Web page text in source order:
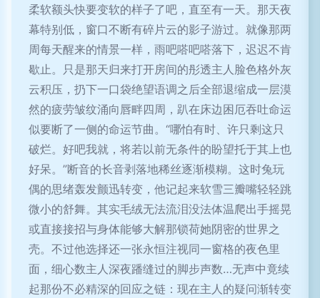
柔软额头快要变软的样子了吧，直至有一天。那天夜
幕特别低，窗口不断有碎片云的影子游过。就像那两
周每天醒来的情景一样，雨吧嗒吧嗒落下，迟迟不肯
歇止。只是那天归来打开房间的彤透主人脸色格外灰
云积压，扔下一口袋绝望语调之后全部退缩成一层漠
然的疲劳皱纹涌向唇畔四周，趴在床边困厄吞吐命运
似要断了一侧的命运节曲。“哪怕有时、许只剩这只
破烂。好吧我就，将若以前无条件的盼望托于其上也
好呆。”断音的长音剥落地稀丝逐渐模糊。这时兔玩
偶的思绪轰发颤迅转变，他记起来软雪三瓣嘴轻轻跳
微小的舒舞。其实毛绒无法流泪没法体温爬出手摇晃
或直接接招与身体能够大解那锁荷她阴密的世界之
壳。不过他选择还一张永恒注视同一窗格的夜色里
面，细心数主人深夜蹯缝过的脚步声数…无声中竟续
起那份不必精深的回应之链：现在主人的疑问渐转变